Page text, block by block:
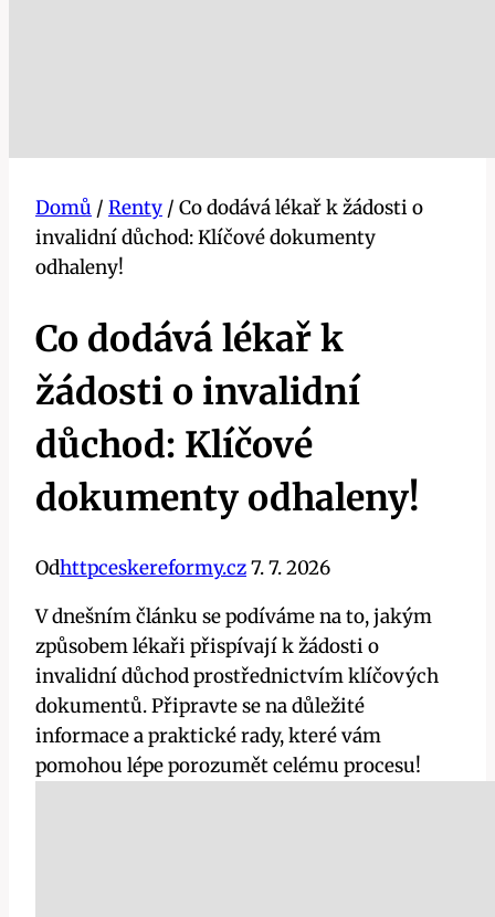
Domů / Renty / Co dodává lékař k žádosti o
invalidní důchod: Klíčové dokumenty
odhaleny!
Co dodává lékař k
žádosti o invalidní
důchod: Klíčové
dokumenty odhaleny!
Odhttpceskereformy.cz7. 7. 2026
V dnešním článku se podíváme na to, jakým
způsobem lékaři přispívají k žádosti o
invalidní důchod prostřednictvím klíčových
dokumentů. Připravte se na důležité
informace a praktické rady, které vám
pomohou lépe porozumět celému procesu!